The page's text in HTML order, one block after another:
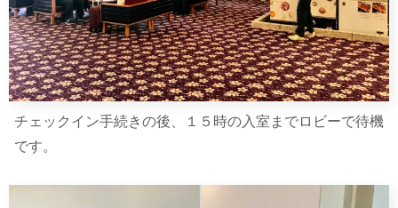
チェックイン手続きの後、１５時の入室までロビーで待機
です。